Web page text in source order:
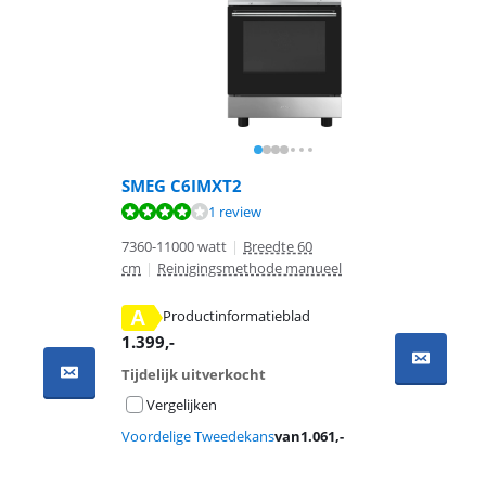
SMEG C6IMXT2
1 review
7360-11000 watt | Breedte 60
cm | Reinigingsmethode manueel
A
Productinformatieblad
1.399,-
Tijdelijk uitverkocht
Vergelijken
Voordelige Tweedekansvan1.061,-